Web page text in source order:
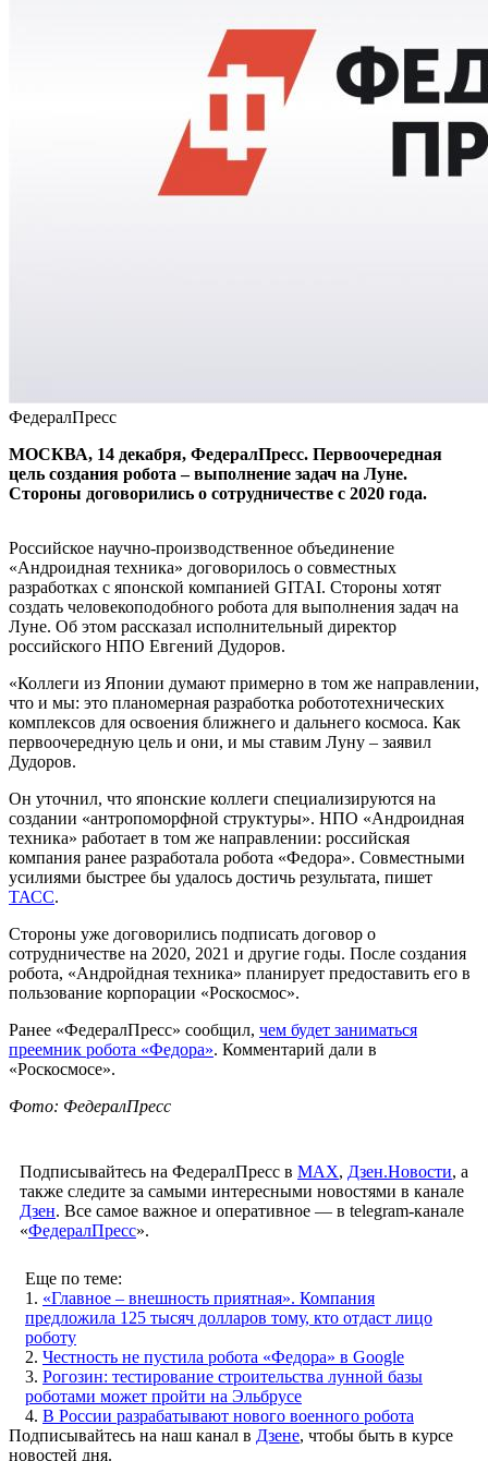
ФедералПресс
МОСКВА, 14 декабря, ФедералПресс. Первоочередная
цель создания робота – выполнение задач на Луне.
Стороны договорились о сотрудничестве с 2020 года.
Российское научно-производственное объединение
«Андроидная техника» договорилось о совместных
разработках с японской компанией GITAI. Стороны хотят
создать человекоподобного робота для выполнения задач на
Луне. Об этом рассказал исполнительный директор
российского НПО Евгений Дудоров.
«Коллеги из Японии думают примерно в том же направлении,
что и мы: это планомерная разработка робототехнических
комплексов для освоения ближнего и дальнего космоса. Как
первоочередную цель и они, и мы ставим Луну – заявил
Дудоров.
Он уточнил, что японские коллеги специализируются на
создании «антропоморфной структуры». НПО «Андроидная
техника» работает в том же направлении: российская
компания ранее разработала робота «Федора». Совместными
усилиями быстрее бы удалось достичь результата, пишет
ТАСС.
Стороны уже договорились подписать договор о
сотрудничестве на 2020, 2021 и другие годы. После создания
робота, «Андройдная техника» планирует предоставить его в
пользование корпорации «Роскосмос».
Ранее «ФедералПресс» сообщил, чем будет заниматься
преемник робота «Федора». Комментарий дали в
«Роскосмосе».
Фото: ФедералПресс
Подписывайтесь на ФедералПресс в МАХ, Дзен.Новости, а
также следите за самыми интересными новостями в канале
Дзен. Все самое важное и оперативное — в telegram-канале
«ФедералПресс».
Еще по теме:
1. «Главное – внешность приятная». Компания
предложила 125 тысяч долларов тому, кто отдаст лицо
роботу
2. Честность не пустила робота «Федора» в Google
3. Рогозин: тестирование строительства лунной базы
роботами может пройти на Эльбрусе
4. В России разрабатывают нового военного робота
Подписывайтесь на наш канал в Дзене, чтобы быть в курсе
новостей дня.